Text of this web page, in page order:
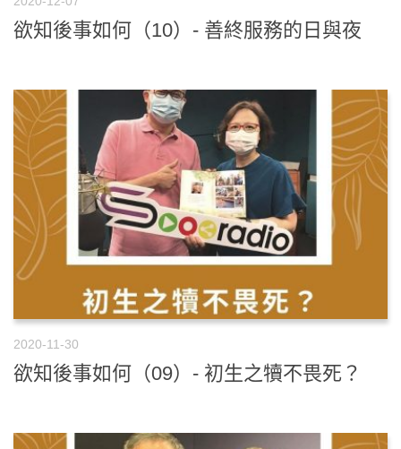
欲知後事如何（10）- 善終服務的日與夜
2020-11-30
欲知後事如何（09）- 初生之犢不畏死？